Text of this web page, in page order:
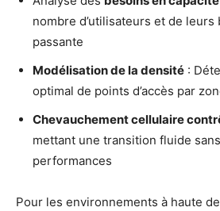
nombre d’u­ti­li­sa­teurs et de leurs
passante
Modé­li­sa­tion de la den­si­té :
opti­mal de points d’ac­cès par
Che­vau­che­ment cel­lu­laire
met­tant une tran­si­tion fluide
performances
Pour les envi­ron­ne­ments à haute